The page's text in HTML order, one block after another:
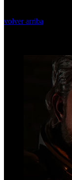
volver arriba